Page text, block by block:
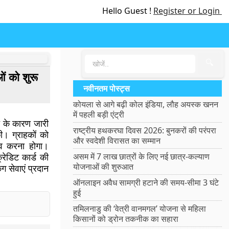
Hello Guest ! Register or Login
को शुरू
कारण जारी
ग्राहकों को
होगा।
कार्ड की
सेवाएं प्रदान
नवीनतम पोस्ट्स
कोयला से आगे बढ़ी कोल इंडिया, लौह अयस्क खनन
में पहली बड़ी एंट्री
राष्ट्रीय हथकरघा दिवस 2026: बुनकरों की परंपरा
और स्वदेशी विरासत का सम्मान
असम में 7 लाख छात्रों के लिए नई छात्र-कल्याण
योजनाओं की शुरुआत
ऑनलाइन अवैध सामग्री हटाने की समय-सीमा 3 घंटे
हुई
तमिलनाडु की ‘वेत्री वानमगल’ योजना से महिला
किसानों को ड्रोन तकनीक का सहारा